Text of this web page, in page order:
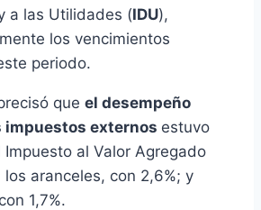
a las Utilidades (IDU),
los vencimientos
periodo.
que el desempeño
impuestos externos estuvo
al Valor Agregado
los aranceles, con 2,6%; y
1,7%.